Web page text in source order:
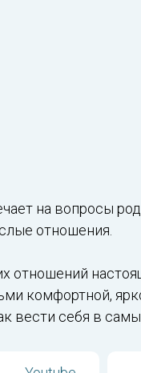
на вопросы
отношения.
отношений
комфортной,
вести себя в